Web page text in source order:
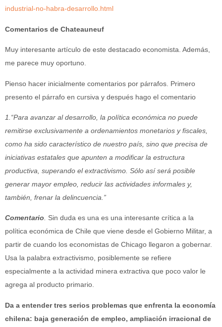
industrial-no-habra-desarrollo.html
Comentarios de Chateauneuf
Muy interesante artículo de este destacado economista. Además,
me parece muy oportuno.
Pienso hacer inicialmente comentarios por párrafos. Primero
presento el párrafo en cursiva y después hago el comentario
1.“Para avanzar al desarrollo, la política económica no puede
remitirse exclusivamente a ordenamientos monetarios y fiscales,
como ha sido característico de nuestro país, sino que precisa de
iniciativas estatales que apunten a modificar la estructura
productiva, superando el extractivismo. Sólo así será posible
generar mayor empleo, reducir las actividades informales y,
también, frenar la delincuencia.”
Comentario. Sin duda es una es una interesante crítica a la
política económica de Chile que viene desde el Gobierno Militar, a
partir de cuando los economistas de Chicago llegaron a gobernar.
Usa la palabra extractivismo, posiblemente se refiere
especialmente a la actividad minera extractiva que poco valor le
agrega al producto primario.
Da a entender tres serios problemas que enfrenta la economía
chilena: baja generación de empleo, ampliación irracional de